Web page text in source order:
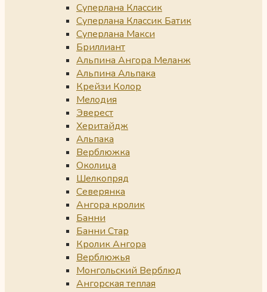
Суперлана Классик
Суперлана Классик Батик
Суперлана Макси
Бриллиант
Альпина Ангора Меланж
Альпина Альпака
Крейзи Колор
Мелодия
Эверест
Херитайдж
Альпака
Верблюжка
Околица
Шелкопряд
Северянка
Ангора кролик
Банни
Банни Стар
Кролик Ангора
Верблюжья
Монгольский Верблюд
Ангорская теплая